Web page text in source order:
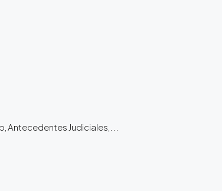
Antecedentes Judiciales,...